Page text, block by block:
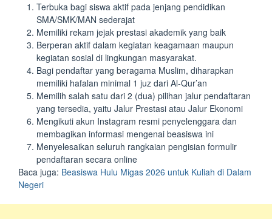
Terbuka bagi siswa aktif pada jenjang pendidikan
SMA/SMK/MAN sederajat
Memiliki rekam jejak prestasi akademik yang baik
Berperan aktif dalam kegiatan keagamaan maupun
kegiatan sosial di lingkungan masyarakat.
Bagi pendaftar yang beragama Muslim, diharapkan
memiliki hafalan minimal 1 juz dari Al-Qur’an
Memilih salah satu dari 2 (dua) pilihan jalur pendaftaran
yang tersedia, yaitu Jalur Prestasi atau Jalur Ekonomi
Mengikuti akun Instagram resmi penyelenggara dan
membagikan informasi mengenai beasiswa ini
Menyelesaikan seluruh rangkaian pengisian formulir
pendaftaran secara online
Baca juga: Beasiswa Hulu Migas 2026 untuk Kuliah di Dalam
Negeri